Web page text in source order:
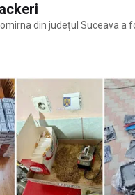
din județul Suceava a